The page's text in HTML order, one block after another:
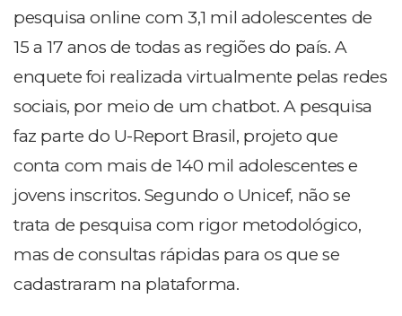
pesquisa online com 3,1 mil adolescentes de
15 a 17 anos de todas as regiões do país. A
enquete foi realizada virtualmente pelas redes
sociais, por meio de um chatbot. A pesquisa
faz parte do U-Report Brasil, projeto que
conta com mais de 140 mil adolescentes e
jovens inscritos. Segundo o Unicef, não se
trata de pesquisa com rigor metodológico,
mas de consultas rápidas para os que se
cadastraram na plataforma.